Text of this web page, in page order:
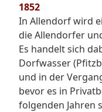
1852
In Allendorf wird
die Allendorfer
Es handelt sich
Dorfwasser
und in der
bevor es in
folgenden Jahren